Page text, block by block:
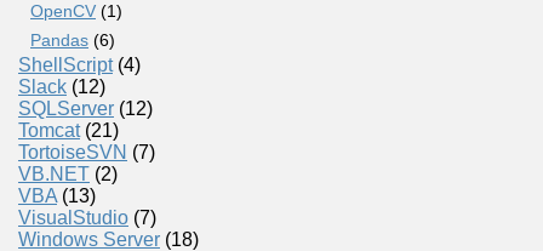
OpenCV (1)
Pandas (6)
ShellScript(4)
Slack (12)
SQLServer (12)
Tomcat(21)
TortoiseSVN (7)
VB.NET (2)
VBA (13)
VisualStudio (7)
Windows Server (18)